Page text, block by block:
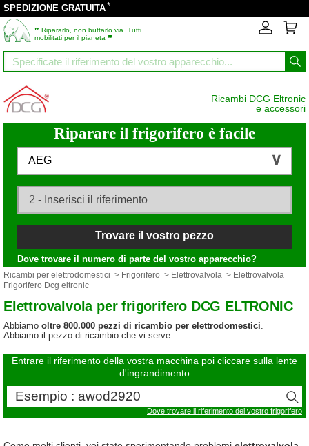
SPEDIZIONE GRATUITA*
‟ Ripararlo, non buttarlo via. Tutti
mobilitati per il pianeta ”
Ricambi DCG Eltronic
e accessori
Riparare il frigorifero è facile
AEG
Trovare il vostro pezzo
Dove trovare il numero di parte del vostro apparecchio?
Ricambi per elettrodomestici > Frigorifero > Elettrovalvola > Elettrovalvola
Frigorifero Dcg eltronic
Elettrovalvola per frigorifero DCG ELTRONIC
Abbiamo oltre 800.000 pezzi di ricambio per elettrodomestici.
Abbiamo il pezzo di ricambio che vi serve.
Entrare il riferimento della vostra macchina poi cliccare sulla lente
d'ingrandimento
Dove trovare il riferimento del vostro frigorifero